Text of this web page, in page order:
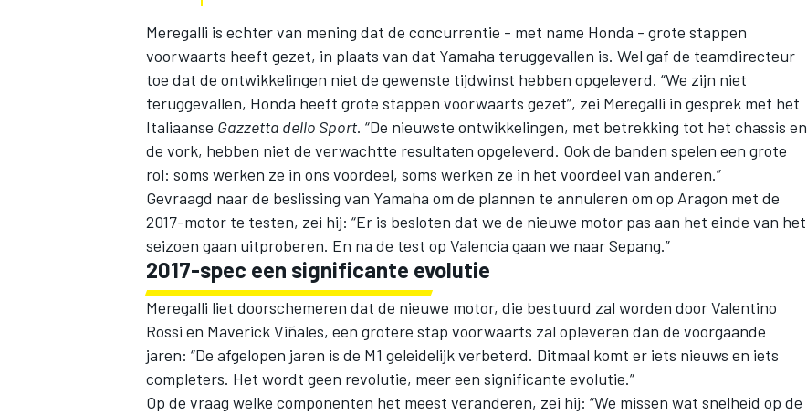
Meregalli is echter van mening dat de concurrentie - met name Honda - grote stappen
voorwaarts heeft gezet, in plaats van dat Yamaha teruggevallen is. Wel gaf de teamdirecteur
toe dat de ontwikkelingen niet de gewenste tijdwinst hebben opgeleverd. “We zijn niet
teruggevallen, Honda heeft grote stappen voorwaarts gezet”, zei Meregalli in gesprek met het
Italiaanse Gazzetta dello Sport. “De nieuwste ontwikkelingen, met betrekking tot het chassis en
de vork, hebben niet de verwachtte resultaten opgeleverd. Ook de banden spelen een grote
rol: soms werken ze in ons voordeel, soms werken ze in het voordeel van anderen.”
Gevraagd naar de beslissing van Yamaha om de plannen te annuleren om op Aragon met de
2017-motor te testen, zei hij: “Er is besloten dat we de nieuwe motor pas aan het einde van het
seizoen gaan uitproberen. En na de test op Valencia gaan we naar Sepang.”
2017-spec een significante evolutie
Meregalli liet doorschemeren dat de nieuwe motor, die bestuurd zal worden door Valentino
Rossi en Maverick Viñales, een grotere stap voorwaarts zal opleveren dan de voorgaande
jaren: “De afgelopen jaren is de M1 geleidelijk verbeterd. Ditmaal komt er iets nieuws en iets
completers. Het wordt geen revolutie, meer een significante evolutie.”
Op de vraag welke componenten het meest veranderen, zei hij: “We missen wat snelheid op de